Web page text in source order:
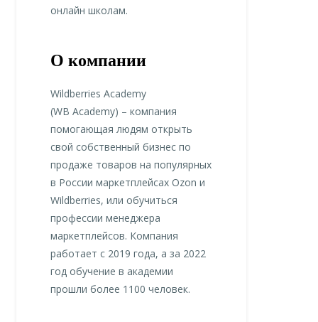
онлайн школам.
О компании
Wildberries Academy
(WB Academy) – компания
помогающая людям открыть
свой собственный бизнес по
продаже товаров на популярных
в России маркетплейсах Ozon и
Wildberries, или обучиться
профессии менеджера
маркетплейсов. Компания
работает с 2019 года, а за 2022
год обучение в академии
прошли более 1100 человек.